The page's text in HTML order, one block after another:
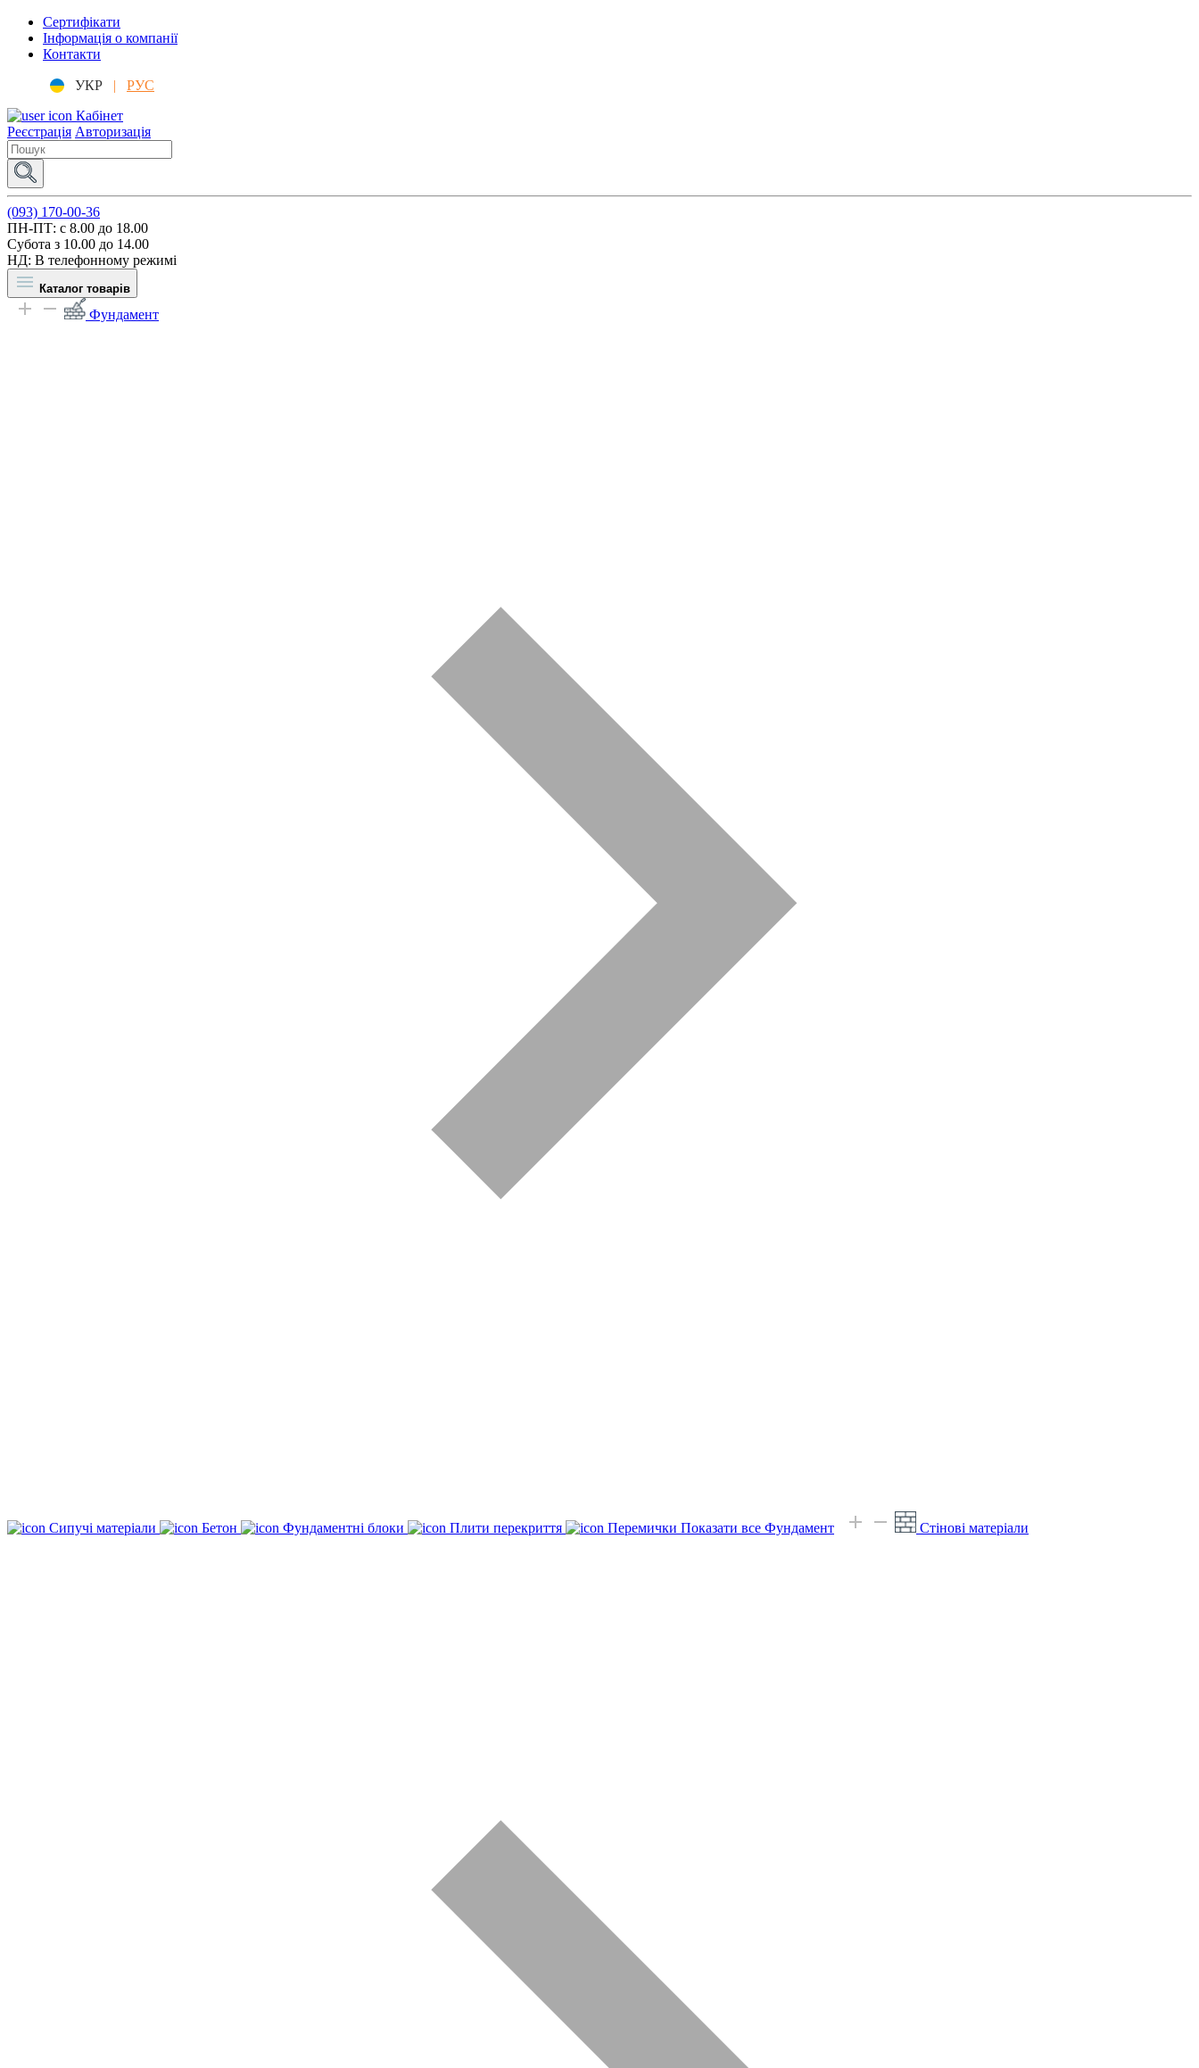
Сертифікати
Інформація о компанії
Контакти
УКР |
РУС
Кабінет
Реєстрація Авторизація
(093) 170-00-36
ПН-ПТ: c 8.00 до 18.00
Субота з 10.00 до 14.00
НД: В телефонному режимі
Каталог товарів
Фундамент
Сипучі матеріали Бетон Фундаментні блоки Плити перекриття Перемички Показати все Фундамент Стінові матеріали